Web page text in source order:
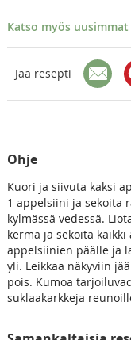
Katso myös
Jaa resepti
Ohje
Kuori ja siivuta kaksi
1 appelsiini ja sekoita
kylmässä vedessä.
kerma ja sekoita kaikki
appelsiinien päälle ja
yli. Leikkaa näkyviin
pois. Kumoa
suklaakarkkeja